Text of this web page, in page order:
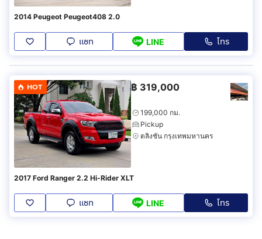
2014 Peugeot Peugeot408 2.0
แชท LINE โทร
HOT ฿ 319,000
199,000 กม.
Pickup
ตลิ่งชัน กรุงเทพมหานคร
2017 Ford Ranger 2.2 Hi-Rider XLT
แชท LINE โทร